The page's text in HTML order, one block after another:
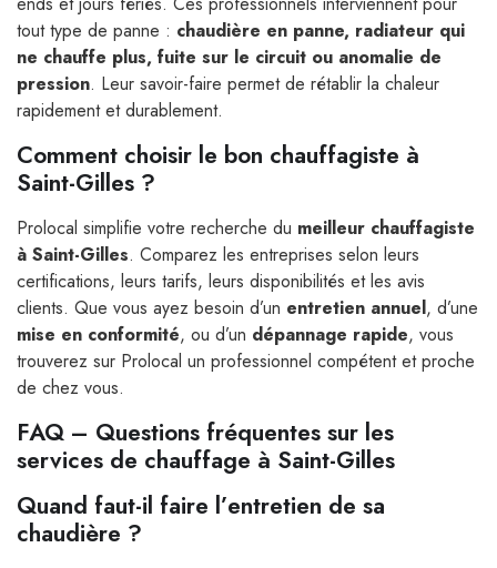
tout type de panne : chaudière en panne, radiateur qui
ne chauffe plus, fuite sur le circuit ou anomalie de
pression. Leur savoir-faire permet de rétablir la chaleur
rapidement et durablement.
Comment choisir le bon chauffagiste à
Saint-Gilles ?
Prolocal simplifie votre recherche du meilleur chauffagiste
à Saint-Gilles. Comparez les entreprises selon leurs
certifications, leurs tarifs, leurs disponibilités et les avis
clients. Que vous ayez besoin d’un entretien annuel, d’une
mise en conformité, ou d’un dépannage rapide, vous
trouverez sur Prolocal un professionnel compétent et proche
de chez vous.
FAQ – Questions fréquentes sur les
services de chauffage à Saint-Gilles
Quand faut-il faire l’entretien de sa
chaudière ?